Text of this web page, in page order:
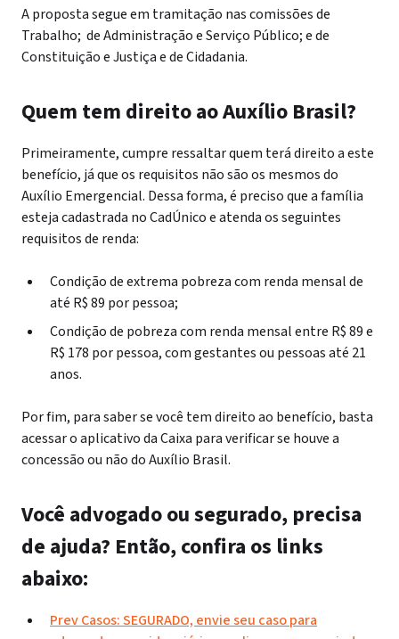
A proposta segue em tramitação nas comissões de
Trabalho; de Administração e Serviço Público; e de
Constituição e Justiça e de Cidadania.
Quem tem direito ao Auxílio Brasil?
Primeiramente, cumpre ressaltar quem terá direito a este
benefício, já que os requisitos não são os mesmos do
Auxílio Emergencial. Dessa forma, é preciso que a família
esteja cadastrada no CadÚnico e atenda os seguintes
requisitos de renda:
Condição de extrema pobreza com renda mensal de
até R$ 89 por pessoa;
Condição de pobreza com renda mensal entre R$ 89 e
R$ 178 por pessoa, com gestantes ou pessoas até 21
anos.
Por fim, para saber se você tem direito ao benefício, basta
acessar o aplicativo da Caixa para verificar se houve a
concessão ou não do Auxílio Brasil.
Você advogado ou segurado, precisa
de ajuda? Então, confira os links
abaixo:
Prev Casos: SEGURADO, envie seu caso para